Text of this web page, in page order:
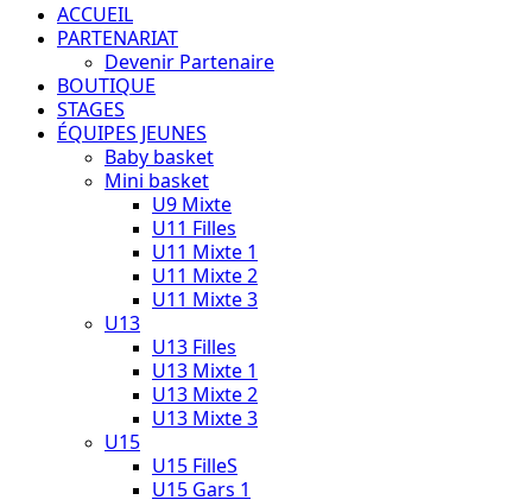
ACCUEIL
PARTENARIAT
Devenir Partenaire
BOUTIQUE
STAGES
ÉQUIPES JEUNES
Baby basket
Mini basket
U9 Mixte
U11 Filles
U11 Mixte 1
U11 Mixte 2
U11 Mixte 3
U13
U13 Filles
U13 Mixte 1
U13 Mixte 2
U13 Mixte 3
U15
U15 FilleS
U15 Gars 1